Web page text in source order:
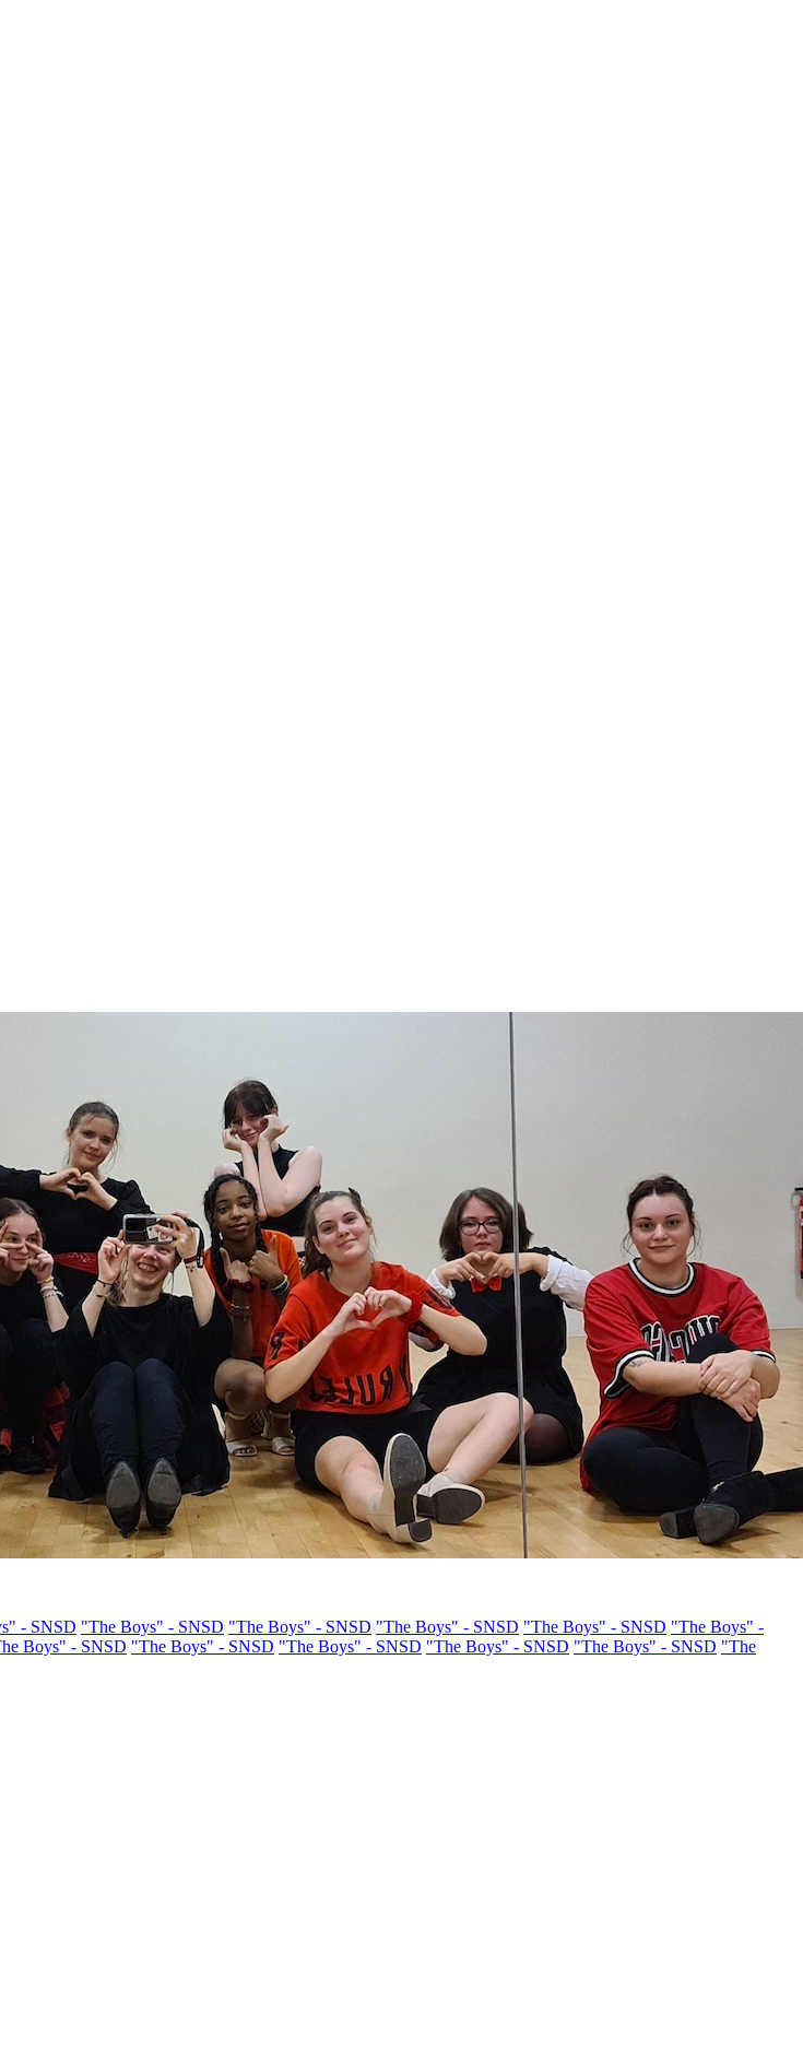
- SNSD "The Boys" - SNSD "The Boys" - SNSD "The Boys" - SNSD "The Boys" - SNSD "The Boys" -
Boys" - SNSD "The Boys" - SNSD "The Boys" - SNSD "The Boys" - SNSD "The Boys" - SNSD "The